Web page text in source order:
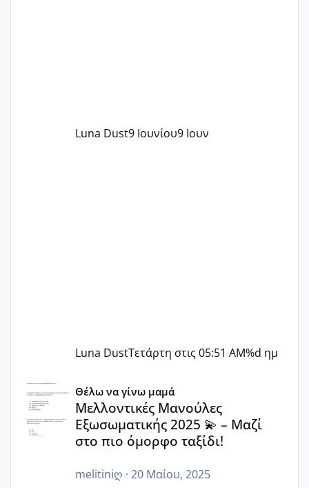
Luna Dust9 Ιουνίου9 Ιουν
Luna DustΤετάρτη στις 05:51 AM%d ημ
Μελλοντικές Μανούλες Εξωσωματικής 2025 💫 – Μαζί
Θέλω να γίνω μαμά
Μελλοντικές Μανούλες
Εξωσωματικής 2025 💫 – Μαζί
στο πιο όμορφο ταξίδι!
melitiniღ · 20 Μαίου, 2025